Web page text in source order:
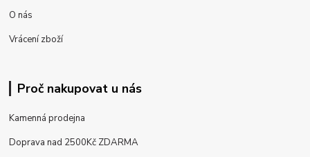
O nás
Vrácení zboží
Proč nakupovat u nás
Kamenná prodejna
Doprava nad 2500Kč ZDARMA